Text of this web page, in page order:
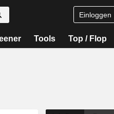
Einloggen
Tools Top / Flop